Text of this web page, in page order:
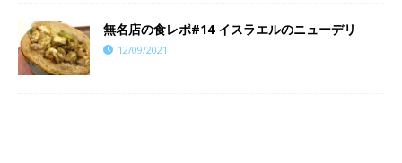
​​無名店の食レポ#14 イスラエルのニューデリ
12/09/2021